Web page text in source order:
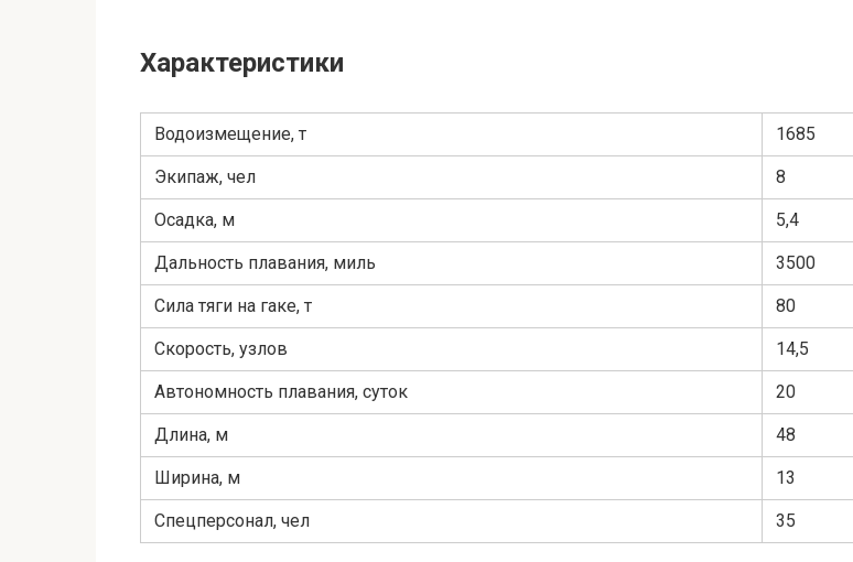
Характеристики
Водоизмещение, т 1685
Экипаж, чел 8
Осадка, м 5,4
Дальность плавания, миль 3500
Сила тяги на гаке, т 80
Скорость, узлов 14,5
Автономность плавания, суток 20
Длина, м 48
Ширина, м 13
Спецперсонал, чел 35